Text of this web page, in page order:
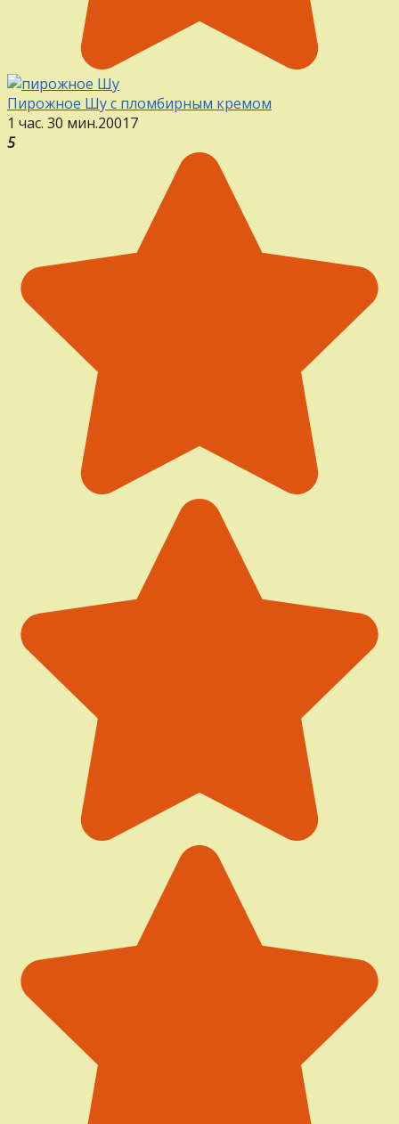
Пирожное Шу с пломбирным кремом
1 час. 30 мин.20017
5